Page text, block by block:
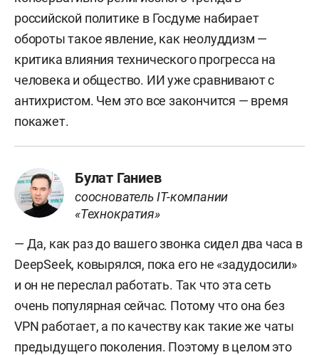
российской политике в Госдуме набирает
обороты такое явление, как неолуддизм —
критика влияния технического прогресса на
человека и общество. ИИ уже сравнивают с
антихристом. Чем это все закончится — время
покажет.
Булат Ганиев
сооснователь IT-компании
«Технократия»
— Да, как раз до вашего звонка сидел два часа в
DeepSeek, ковырялся, пока его не «задудосили»
и он не переслал работать. Так что эта сеть
очень популярная сейчас. Потому что она без
VPN работает, а по качеству как такие же чаты
предыдущего поколения. Поэтому в целом это